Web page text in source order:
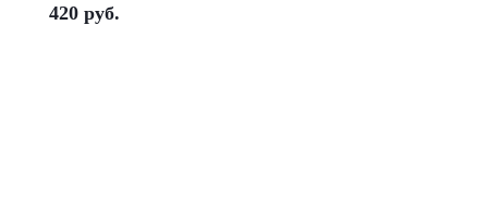
420 руб.